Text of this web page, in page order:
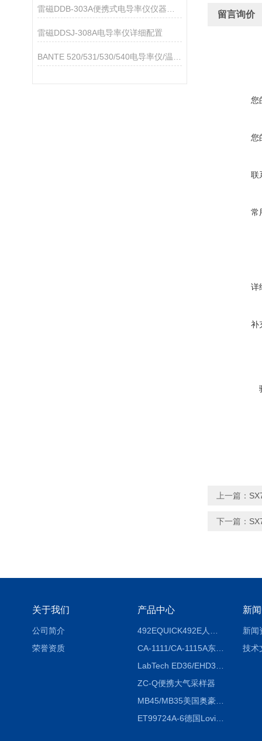
雷磁DDSJ-308A电导率仪详细配置
留言询价
您
您
联
常
详
补
上一篇：
下一篇：
关于我们
公司简介
荣誉资质
产品中心
CA-1111/CA-1115A东京理化EYELA CA-1111/CA-1115A冷却水循环装置
ZC-Q便携大气采样器
MB45/MB35美国奥豪斯OHAUS MB45/MB35卤素红外水分测定仪
ET99724A-6德国Lovibond ET99724A-6微电脑BOD测定仪
新
新闻
技术